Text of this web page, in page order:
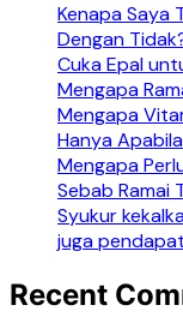
Kenapa Saya
Dengan
Cuka Epal
Mengapa
Mengapa
Hanya
Mengapa
Sebab Ramai
Syukur
juga
Recent